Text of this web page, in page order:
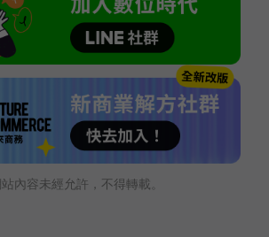
內容未經允許，不得轉載。